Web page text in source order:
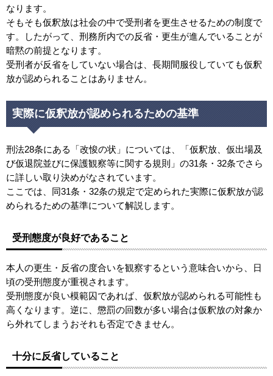
なります。
そもそも仮釈放は社会の中で受刑者を更生させるための制度で
す。したがって、刑務所内での反省・更生が進んでいることが
暗黙の前提となります。
受刑者が反省をしていない場合は、長期間服役していても仮釈
放が認められることはありません。
実際に仮釈放が認められるための基準
刑法28条にある「改悛の状」については、「仮釈放、仮出場及
び仮退院並びに保護観察等に関する規則」の31条・32条でさら
に詳しい取り決めがなされています。
ここでは、同31条・32条の規定で定められた実際に仮釈放が認
められるための基準について解説します。
受刑態度が良好であること
本人の更生・反省の度合いを観察するという意味合いから、日
頃の受刑態度が重視されます。
受刑態度が良い模範囚であれば、仮釈放が認められる可能性も
高くなります。逆に、懲罰の回数が多い場合は仮釈放の対象か
ら外れてしまうおそれも否定できません。
十分に反省していること